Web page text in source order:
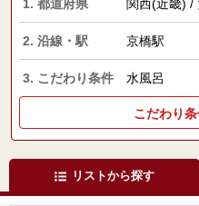
1. 都道府県 関西(近畿) /
2. 沿線・駅 京橋駅
3. こだわり条件 水風呂
こだわり
リストから探す